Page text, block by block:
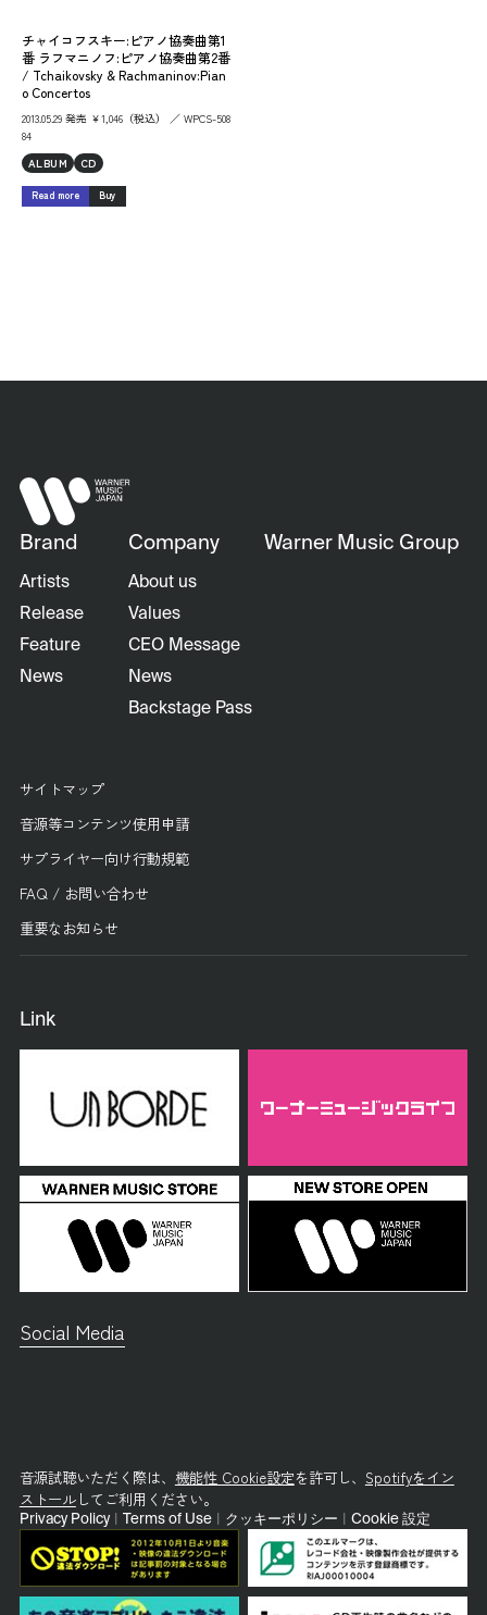
チャイコフスキー:ピアノ協奏曲第1
番 ラフマニノフ:ピアノ協奏曲第2番
/ Tchaikovsky & Rachmaninov:Pian
o Concertos
2013.05.29 発売 ￥1,046（税込） ／ WPCS-508
84
ALBUM
CD
Read more Buy
Brand
Artists
Release
Feature
News
Company
About us
Values
CEO Message
News
Backstage Pass
Warner Music Group
サイトマップ
音源等コンテンツ使用申請
サプライヤー向け行動規範
FAQ / お問い合わせ
重要なお知らせ
Link
Social Media
音源試聴いただく際は、 機能性 Cookie設定を許可し、 Spotifyをイン
ストールしてご利用ください。
Privacy Policy Terms of Use クッキーポリシー Cookie 設定